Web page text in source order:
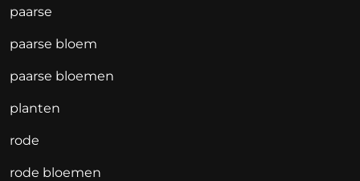
paarse
paarse bloem
paarse bloemen
planten
rode
rode bloemen